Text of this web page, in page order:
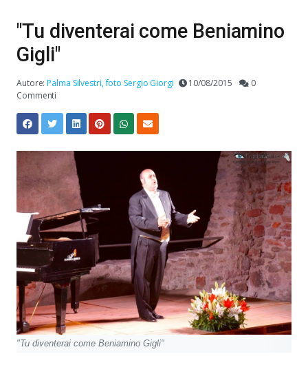
"Tu diventerai come Beniamino
Gigli"
Autore:Palma Silvestri, foto Sergio Giorgi 10/08/2015
0
Commenti
"Tu diventerai come Beniamino Gigli"